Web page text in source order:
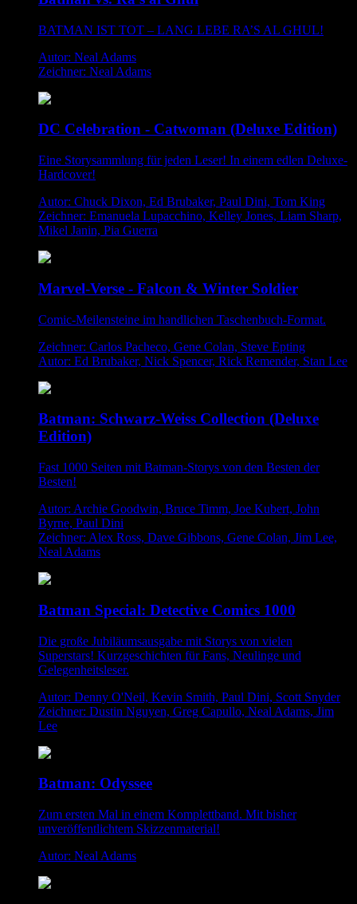
BATMAN IST TOT – LANG LEBE RA’S AL GHUL!
Autor: Neal Adams
Zeichner: Neal Adams
DC Celebration - Catwoman (Deluxe Edition)
Eine Storysammlung für jeden Leser! In einem edlen Deluxe-
Hardcover!
Autor: Chuck Dixon, Ed Brubaker, Paul Dini, Tom King
Zeichner: Emanuela Lupacchino, Kelley Jones, Liam Sharp,
Mikel Janin, Pia Guerra
Marvel-Verse - Falcon & Winter Soldier
Comic-Meilensteine im handlichen Taschenbuch-Format.
Zeichner: Carlos Pacheco, Gene Colan, Steve Epting
Autor: Ed Brubaker, Nick Spencer, Rick Remender, Stan Lee
Batman: Schwarz-Weiss Collection (Deluxe
Edition)
Fast 1000 Seiten mit Batman-Storys von den Besten der
Besten!
Autor: Archie Goodwin, Bruce Timm, Joe Kubert, John
Byrne, Paul Dini
Zeichner: Alex Ross, Dave Gibbons, Gene Colan, Jim Lee,
Neal Adams
Batman Special: Detective Comics 1000
Die große Jubiläumsausgabe mit Storys von vielen
Superstars! Kurzgeschichten für Fans, Neulinge und
Gelegenheitsleser.
Autor: Denny O'Neil, Kevin Smith, Paul Dini, Scott Snyder
Zeichner: Dustin Nguyen, Greg Capullo, Neal Adams, Jim
Lee
Batman: Odyssee
Zum ersten Mal in einem Komplettband. Mit bisher
unveröffentlichtem Skizzenmaterial!
Autor: Neal Adams